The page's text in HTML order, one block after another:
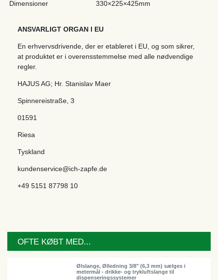
Dimensioner 330×225×425mm
ANSVARLIGT ORGAN I EU
En erhvervsdrivende, der er etableret i EU, og som sikrer,
at produktet er i overensstemmelse med alle nødvendige
regler.
HAJUS AG; Hr. Stanislav Maer
Spinnereistraße 3
01591
Riesa
Tyskland
kundenservice@ich-zapfe.de
+49 5151 87798 10
OFTE KØBT MED...
Ølslange, Ølledning 3/8" (6,3 mm) sælges i
metermål - drikke- og trykluftslange til
dispenseringssystemer